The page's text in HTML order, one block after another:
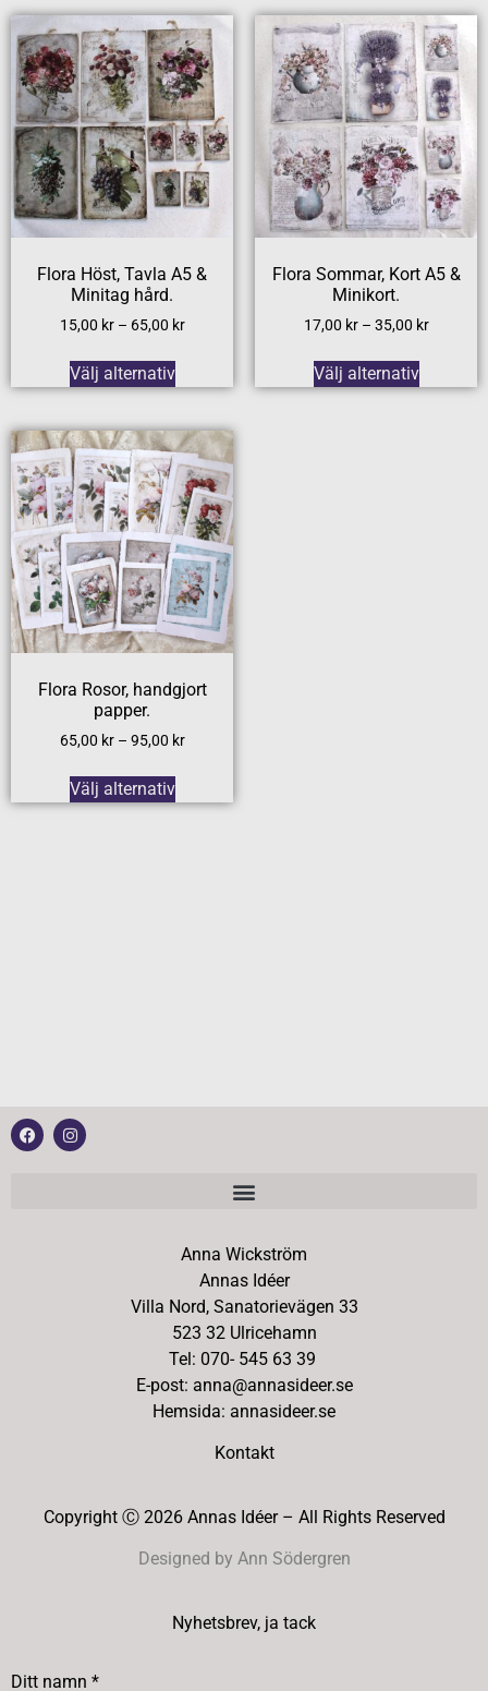
Flora Höst, Tavla A5 &
Minitag hård.
15,00 kr – 65,00 kr
Välj alternativ
Flora Sommar, Kort A5 &
Minikort.
17,00 kr – 35,00 kr
Välj alternativ
Flora Rosor, handgjort
papper.
65,00 kr – 95,00 kr
Välj alternativ
Anna Wickström
Annas Idéer
Villa Nord, Sanatorievägen 33
523 32 Ulricehamn
Tel: 070- 545 63 39
E-post: anna@annasideer.se
Hemsida: annasideer.se
Kontakt
Copyright Ⓒ 2026 Annas Idéer – All Rights Reserved
Designed by Ann Södergren
Nyhetsbrev, ja tack
Ditt namn *